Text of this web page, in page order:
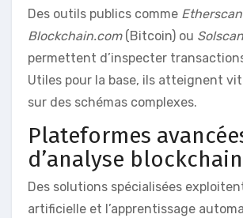
Des outils publics comme Etherscan
Blockchain.com(Bitcoin) ou Solscan
permettent d’inspecter
Utiles pour la base, ils atteignent
sur des schémas complexes.
Plateformes
d’analyse blockchain
Des solutions spécialisées
artificielle et l’apprentissage